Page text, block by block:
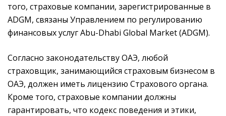
того, страховые компании, зарегистрированные в
ADGM, связаны Управлением по регулированию
финансовых услуг Abu-Dhabi Global Market (ADGM).
Согласно законодательству ОАЭ, любой
страховщик, занимающийся страховым бизнесом в
ОАЭ, должен иметь лицензию Страхового органа.
Кроме того, страховые компании должны
гарантировать, что кодекс поведения и этики,